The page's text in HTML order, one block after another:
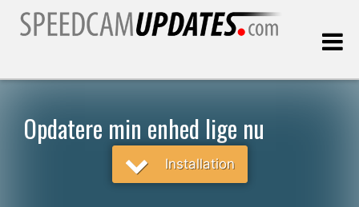
Opdatere min enhed lige nu
Installation